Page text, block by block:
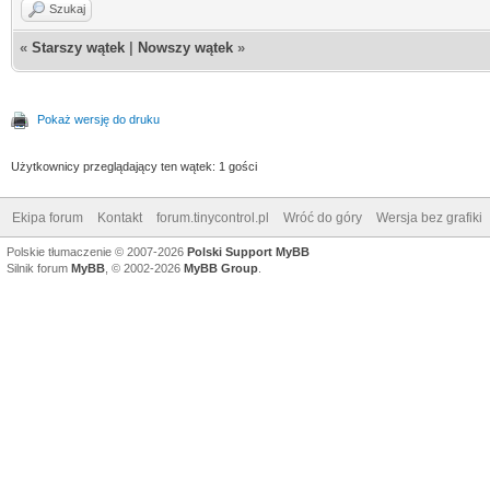
Szukaj
« Starszy wątek Nowszy wątek »
Pokaż wersję do druku
Użytkownicy przeglądający ten wątek: 1 gości
Ekipa forum Kontakt forum.tinycontrol.pl Wróć do góry Wersja bez grafiki
Polskie tłumaczenie © 2007-2026 Polski Support MyBB
Silnik forum MyBB , © 2002-2026 MyBB Group